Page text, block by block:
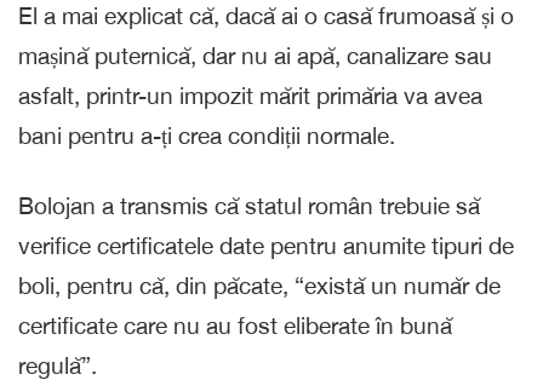
El a mai explicat că, dacă ai o casă frumoasă și o
mașină puternică, dar nu ai apă, canalizare sau
asfalt, printr-un impozit mărit primăria va avea
bani pentru a-ți crea condiții normale.
Bolojan a transmis că statul român trebuie să
verifice certificatele date pentru anumite tipuri de
boli, pentru că, din păcate, “există un număr de
certificate care nu au fost eliberate în bună
regulă”.